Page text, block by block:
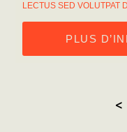
LECTUS SED VOLUTPAT
PLUS
<